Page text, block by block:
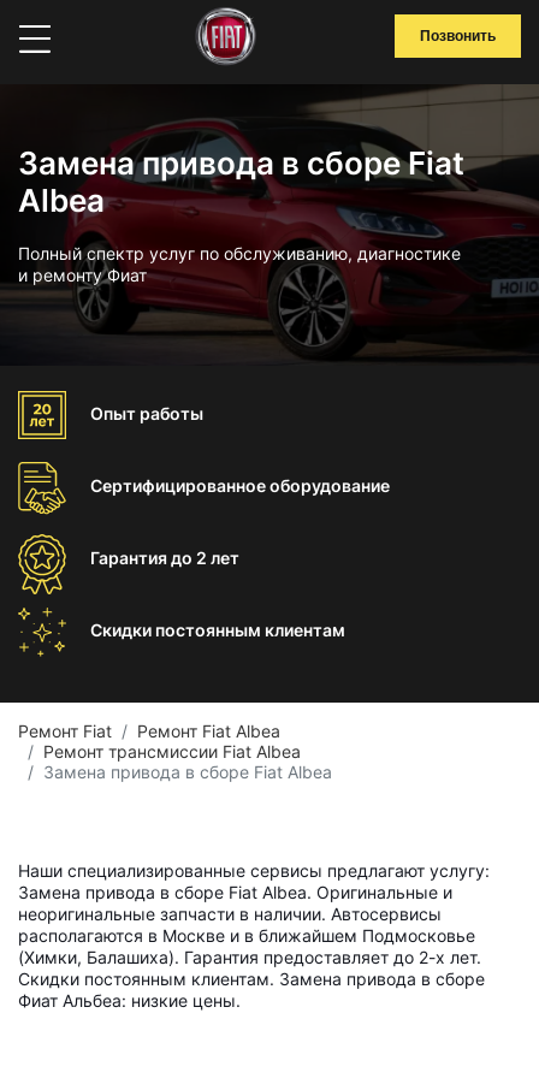
Позвонить
Замена привода в сборе Fiat
Albea
Полный спектр услуг по обслуживанию, диагностике
и ремонту Фиат
Опыт работы
Сертифицированноеоборудование
Гарантиядо 2 лет
Скидки постоянным клиентам
Ремонт Fiat
Ремонт Fiat Albea
Ремонт трансмиссии Fiat Albea
Замена привода в сборе Fiat Albea
Наши специализированные сервисы предлагают услугу:
Замена привода в сборе Fiat Albea. Оригинальные и
неоригинальные запчасти в наличии. Автосервисы
располагаются в Москве и в ближайшем Подмосковье
(Химки, Балашиха). Гарантия предоставляет до 2-х лет.
Скидки постоянным клиентам. Замена привода в сборе
Фиат Альбеа: низкие цены.